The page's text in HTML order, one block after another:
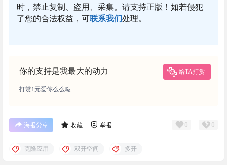
时，禁止复制、盗用、采集。请支持正版！如若侵犯
了您的合法权益，可联系我们处理。
你的支持是我最大的动力 给TA打赏
打赏1元爱你么么哒
海报分享 收藏 举报 0 0
克隆应用 双开空间 多开